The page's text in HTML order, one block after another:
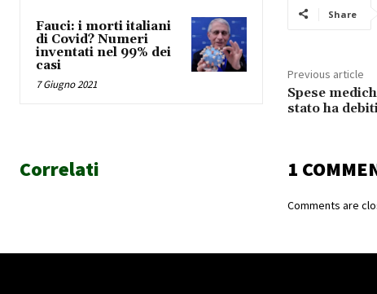
Fauci: i morti italiani
di Covid? Numeri
inventati nel 99% dei
casi
7 Giugno 2021
Share
Previous article
Spese
stato ha
Correlati 1
Comments are